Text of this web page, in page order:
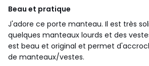
Beau et pratique
J'adore ce porte manteau. Il est très
quelques manteaux lourds et des
est beau et original et permet
de manteaux/vestes.